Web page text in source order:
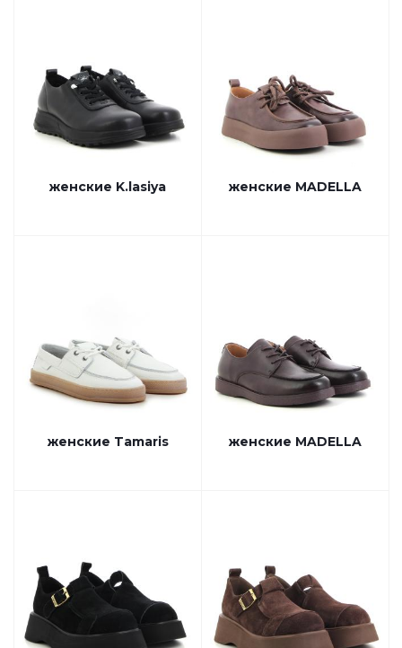
женские K.lasiya женские MADELLA
женские Tamaris женские MADELLA